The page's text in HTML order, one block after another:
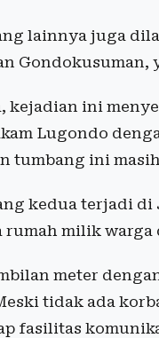
lainnya juga
kejadian ini
Lugondo
tumbang ini
kedua terjadi di
rumah milik
meter
tidak ada
fasilitas